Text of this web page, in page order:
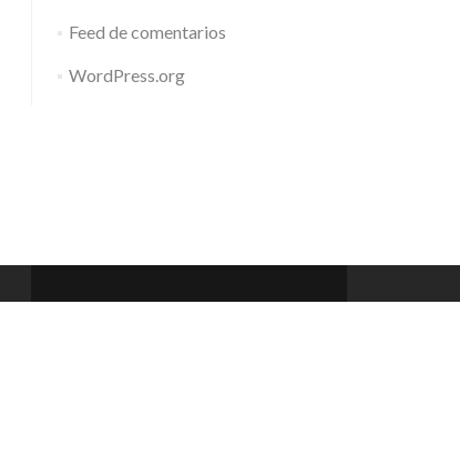
Feed de comentarios
WordPress.org